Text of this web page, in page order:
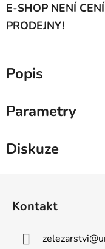
E-SHOP NENÍ
PRODEJNY!
Popis
Parametry
Diskuze
Kontakt
zelezarstvi@